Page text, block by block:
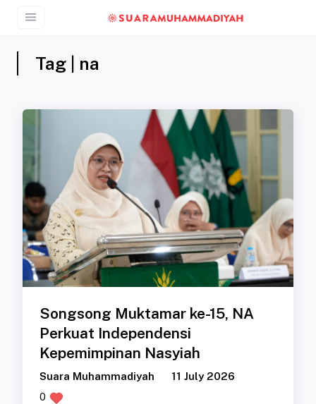
Tag | na
Songsong Muktamar ke-15, NA
Perkuat Independensi
Kepemimpinan Nasyiah
Suara Muhammadiyah
11 July 2026
0